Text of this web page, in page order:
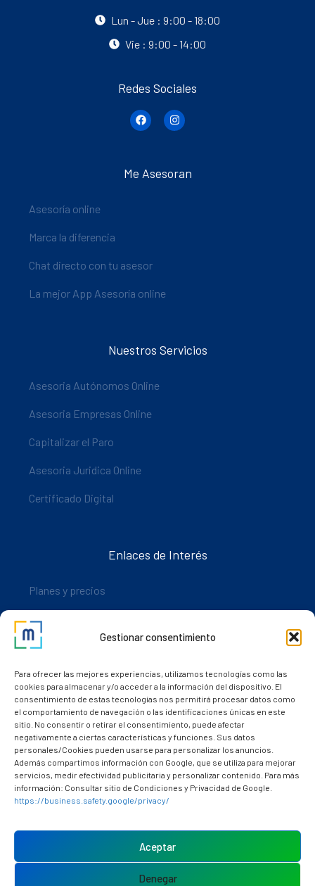
Gestionar consentimiento
Para ofrecer las mejores experiencias, utilizamos tecnologías como las
cookies para almacenar y/o acceder a la información del dispositivo. El
consentimiento de estas tecnologías nos permitirá procesar datos como
el comportamiento de navegación o las identificaciones únicas en este
sitio. No consentir o retirar el consentimiento, puede afectar
negativamente a ciertas características y funciones. Sus datos
personales/Cookies pueden usarse para personalizar los anuncios.
Además compartimos información con Google, que se utiliza para mejorar
servicios, medir efectividad publicitaria y personalizar contenido. Para más
información: Consultar sitio de Condiciones y Privacidad de Google.
https://business.safety.google/privacy/
Aceptar
Denegar
Lun - Jue : 9:00 - 18:00
Vie : 9:00 - 14:00
Redes Sociales
Me Asesoran
Asesoría online
Marca la diferencia
Chat directo con tu asesor
La mejor App Asesoría online
Nuestros Servicios
Asesoria Autónomos Online
Asesoria Empresas Online
Capitalizar el Paro
Asesoria Juridica Online
Certificado Digital
Enlaces de Interés
Planes y precios
Descarga nuestra app
Nuestros clientes
Dudas y consultas
Política de cookies (UE)
Política de privacidad